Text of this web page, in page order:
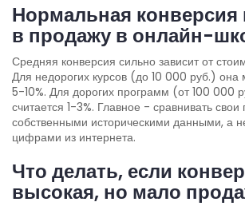
Нормальная конверсия
в продажу в онлайн-
Средняя конверсия сильно зависит от
Для недорогих курсов (до 10 000 руб.) она
5-10%. Для дорогих программ (от 100 000
считается 1-3%. Главное - сравнивать свои
собственными историческими данными, а
цифрами из интернета.
Что делать, если
высокая, но мало